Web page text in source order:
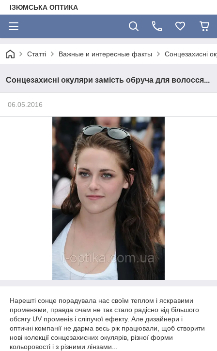
ІЗЮМСЬКА ОПТИКА
Статті Важные и интересные факты Сонцезахисні
Сонцезахисні окуляри замість обруча для волосся...
06.05.2016
Нарешті сонце порадувала нас своїм теплом і яскравими
променями, правда очам не так стало радісно від більшого
обсягу UV променів і сліпучої ефекту. Але дизайнери і
оптичні компанії не дарма весь рік працювали, щоб створити
нові колекції сонцезахисних окулярів, різної форми
кольоровості і з різними лінзами...